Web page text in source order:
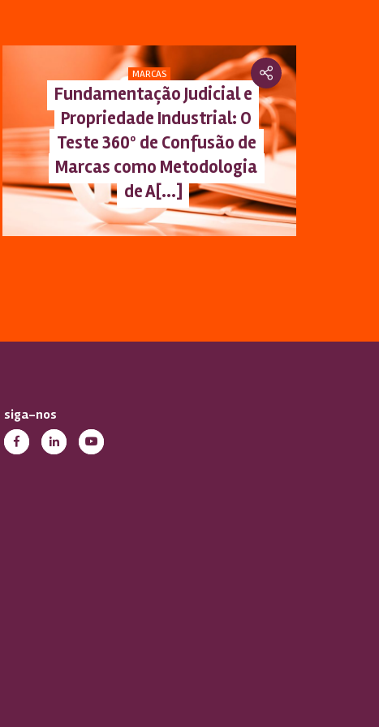
MARCAS
Fundamentação Judicial e
Propriedade Industrial: O
Teste 360º de Confusão de
Marcas como Metodologia
de A[...]
siga-nos